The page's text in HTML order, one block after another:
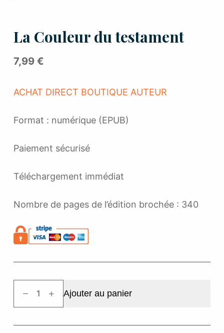
La Couleur du testament
7,99 €
ACHAT DIRECT BOUTIQUE AUTEUR
Format : numérique (EPUB)
Paiement sécurisé
Téléchargement immédiat
Nombre de pages de l’édition brochée : 340
La
Ajouter au panier